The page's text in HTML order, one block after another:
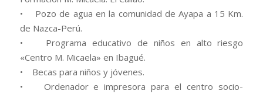
• Pozo de agua en la comunidad de Ayapa a 15 Km.
de Nazca-Perú.
• Programa educativo de niños en alto riesgo
«Centro M. Micaela» en Ibagué.
• Becas para niños y jóvenes.
• Ordenador e impresora para el centro socio-